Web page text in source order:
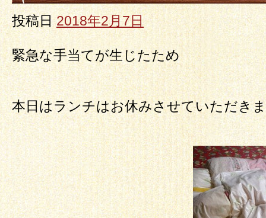
投稿日 2018年2月7日
緊急な手当てが生じたため
本日はランチはお休みさせていただき